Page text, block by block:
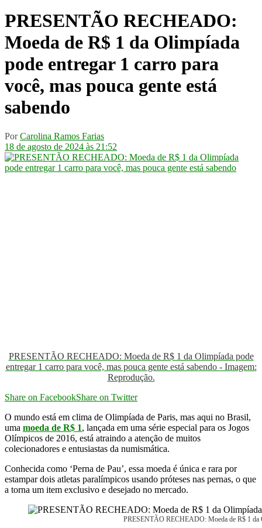
PRESENTÃO RECHEADO:
Moeda de R$ 1 da Olimpíada
pode entregar 1 carro para
você, mas pouca gente está
sabendo
Por Carolina Ramos Farias
18 de agosto de 2024 às 21:52
PRESENTÃO RECHEADO: Moeda de R$ 1 da Olimpíada pode
entregar 1 carro para você, mas pouca gente está sabendo - Imagem:
Reprodução.
Share on FacebookShare on Twitter
O mundo está em clima de Olimpíada de Paris, mas aqui no Brasil,
uma moeda de R$ 1, lançada em uma série especial para os Jogos
Olímpicos de 2016, está atraindo a atenção de muitos
colecionadores e entusiastas da numismática.
Conhecida como ‘Perna de Pau’, essa moeda é única e rara por
estampar dois atletas paralímpicos usando próteses nas pernas, o que
a torna um item exclusivo e desejado no mercado.
PRESENTÃO RECHEADO: Moeda de R$ 1 da